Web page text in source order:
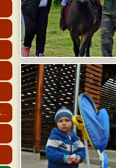
Mesélő kövek-geológiai túravezetés a Karancsra - 2017.05.14